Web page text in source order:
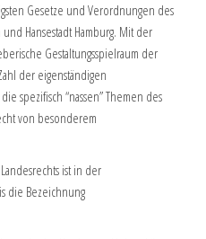
Gesetze und Verordnungen des
Hansestadt Hamburg. Mit der
Gestaltungsspielraum der
der eigenständigen
spezifisch “nassen” Themen des
von besonderem
ist in der
die Bezeichnung